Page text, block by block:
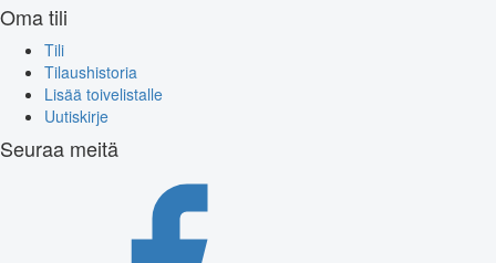
Oma tili
Tili
Tilaushistoria
Lisää toivelistalle
Uutiskirje
Seuraa meitä